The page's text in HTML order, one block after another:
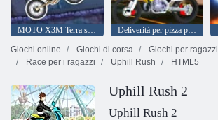
MOTO X3M Terra spettrale Deliverità per pizza per motociclette 2020
Giochi online
Giochi di corsa Giochi per ragazzi
Race per i ragazzi
Uphill Rush HTML5
Uphill Rush 2
Uphill Rush 2